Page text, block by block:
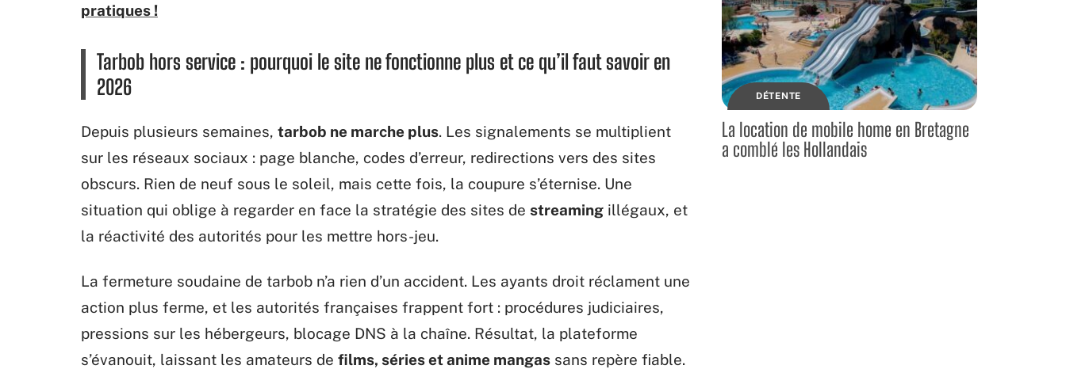
pratiques !
Tarbob hors service : pourquoi le site ne fonctionne plus et ce qu’il faut savoir en
2026
Depuis plusieurs semaines, tarbob ne marche plus. Les signalements se multiplient
sur les réseaux sociaux : page blanche, codes d’erreur, redirections vers des sites
obscurs. Rien de neuf sous le soleil, mais cette fois, la coupure s’éternise. Une
situation qui oblige à regarder en face la stratégie des sites de streaming illégaux, et
la réactivité des autorités pour les mettre hors-jeu.
La fermeture soudaine de tarbob n’a rien d’un accident. Les ayants droit réclament une
action plus ferme, et les autorités françaises frappent fort : procédures judiciaires,
pressions sur les hébergeurs, blocage DNS à la chaîne. Résultat, la plateforme
s’évanouit, laissant les amateurs de films, séries et anime mangas sans repère fiable.
DÉTENTE
La location de mobile home en Bretagne
a comblé les Hollandais